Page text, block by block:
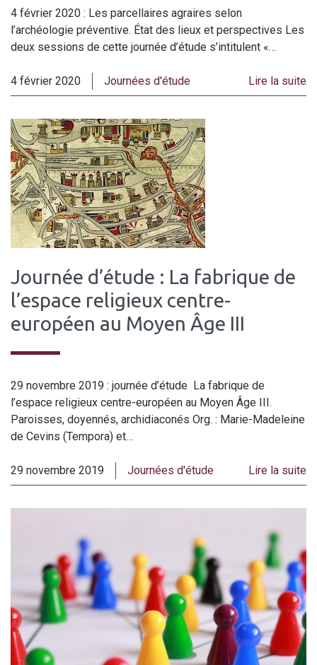
4 février 2020 : Les parcellaires agraires selon
l’archéologie préventive. État des lieux et perspectives Les
deux sessions de cette journée d’étude s’intitulent «…
4 février 2020 Journées d'étude Lire la suite
Journée d’étude : La fabrique de
l’espace religieux centre-
européen au Moyen Âge III
29 novembre 2019 : journée d’étude La fabrique de
l’espace religieux centre-européen au Moyen Âge III.
Paroisses, doyennés, archidiaconés Org. : Marie-Madeleine
de Cevins (Tempora) et…
29 novembre 2019 Journées d'étude Lire la suite